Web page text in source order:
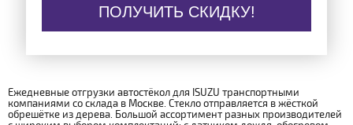
ПОЛУЧИТЬ СКИДКУ!
Ежедневные отгрузки автостёкол для ISUZU транспортными
компаниями со склада в Москве. Стекло отправляется в жёсткой
обрешётке из дерева. Большой ассортимент разных производителей